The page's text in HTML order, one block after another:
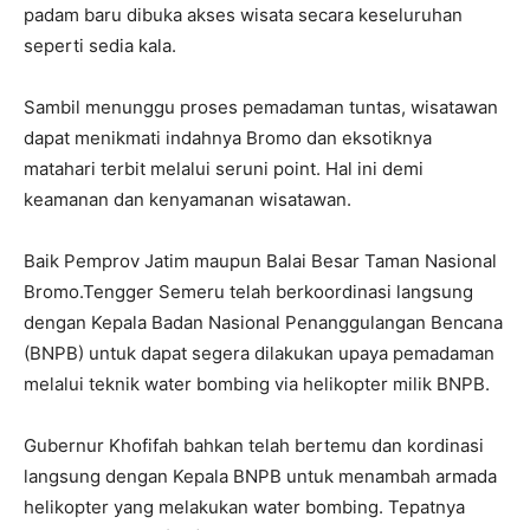
padam baru dibuka akses wisata secara keseluruhan
seperti sedia kala.
Sambil menunggu proses pemadaman tuntas, wisatawan
dapat menikmati indahnya Bromo dan eksotiknya
matahari terbit melalui seruni point. Hal ini demi
keamanan dan kenyamanan wisatawan.
Baik Pemprov Jatim maupun Balai Besar Taman Nasional
Bromo.Tengger Semeru telah berkoordinasi langsung
dengan Kepala Badan Nasional Penanggulangan Bencana
(BNPB) untuk dapat segera dilakukan upaya pemadaman
melalui teknik water bombing via helikopter milik BNPB.
Gubernur Khofifah bahkan telah bertemu dan kordinasi
langsung dengan Kepala BNPB untuk menambah armada
helikopter yang melakukan water bombing. Tepatnya